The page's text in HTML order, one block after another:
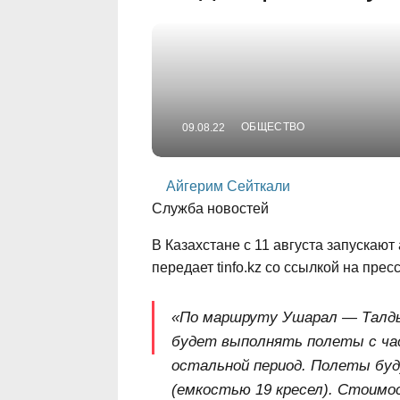
09.08.22 ОБЩЕСТВО
Айгерим Сейткали
Служба новостей
В Казахстане с 11 августа
передает tinfo.kz со ссылкой на
«По маршруту Ушарал —
будет выполнять полеты с
остальной период. Полеты
(емкостью 19 кресел).